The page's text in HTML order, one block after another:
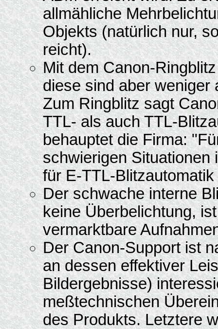
allmähliche
Objekts (natürlich nur,
reicht).
Mit dem Canon-
diese sind aber weniger
Zum Ringblitz sagt
TTL- als auch TTL-
behauptet die Firma:
schwierigen Situationen
für E-TTL-
Der schwache interne
keine Überbelichtung,
vermarktbare
Der Canon-Support ist
an dessen effektiver
Bildergebnisse)
meßtechnischen
des Produkts. Letztere